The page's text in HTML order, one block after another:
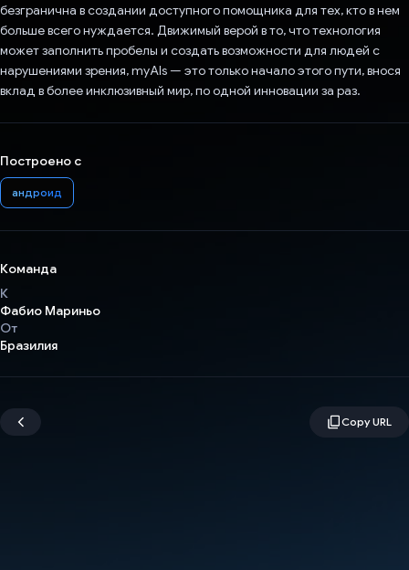
безгранична в создании доступного помощника для тех, кто в нем
больше всего нуждается. Движимый верой в то, что технология
может заполнить пробелы и создать возможности для людей с
нарушениями зрения, myAIs — это только начало этого пути, внося
вклад в более инклюзивный мир, по одной инновации за раз.
Построено с
андроид
Команда
К
Фабио Мариньо
От
Бразилия